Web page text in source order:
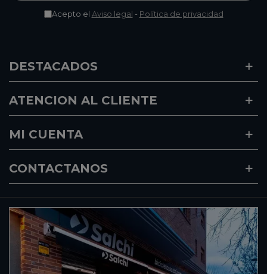
Acepto el Aviso legal - Política de privacidad
DESTACADOS
ATENCION AL CLIENTE
MI CUENTA
CONTACTANOS